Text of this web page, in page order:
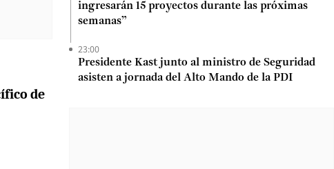
de
ingresarán 15 proyectos durante las próximas
semanas”
23:00
Presidente Kast junto al ministro de Seguridad
asisten a jornada del Alto Mando de la PDI